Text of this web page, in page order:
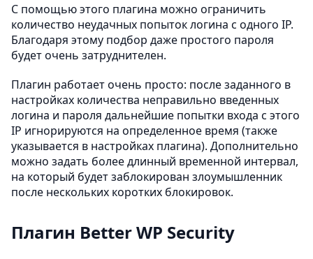
С помощью этого плагина можно ограничить
количество неудачных попыток логина с одного IP.
Благодаря этому подбор даже простого пароля
будет очень затруднителен.
Плагин работает очень просто: после заданного в
настройках количества неправильно введенных
логина и пароля дальнейшие попытки входа с этого
IP игнорируются на определенное время (также
указывается в настройках плагина). Дополнительно
можно задать более длинный временной интервал,
на который будет заблокирован злоумышленник
после нескольких коротких блокировок.
Плагин Better WP Security